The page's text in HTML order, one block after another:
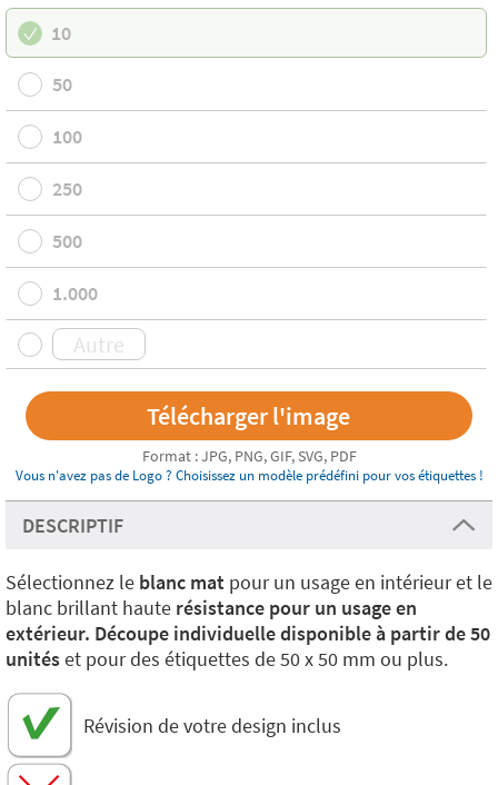
10
50
100
250
500
1.000
Format : JPG, PNG, GIF, SVG, PDF
Vous n'avez pas de Logo ? Choisissez un modèle prédéfini pour vos étiquettes !
DESCRIPTIF
Sélectionnez le blanc mat pour un usage en intérieur et le
blanc brillant haute résistance pour un usage en
extérieur. Découpe individuelle disponible à partir de 50
unitéset pour des étiquettes de 50 x 50 mm ou plus.
Révision de votre design inclus